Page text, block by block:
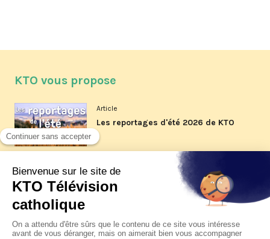
KTO vous propose
Article
Les reportages d'été 2026 de KTO
La visite pastorale du pape Léon
XIV à Assise à suivre sur KTO le
jeudi 6 août
Article
Le pape en Uruguay, Argentine et